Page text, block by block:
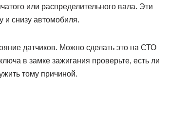
или распределительного вала. Эти
и снизу автомобиля.
датчиков. Можно сделать это на СТО
в замке зажигания проверьте, есть ли
тому причиной.